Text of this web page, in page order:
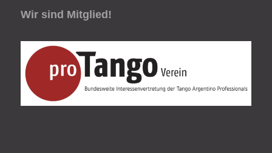
Wir sind Mitglied!